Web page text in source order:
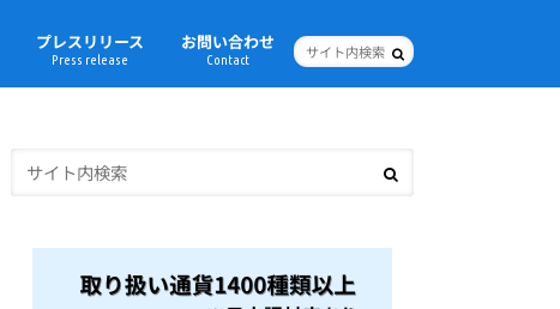
プレスリリース
Press release
お問い合わせ
Contact